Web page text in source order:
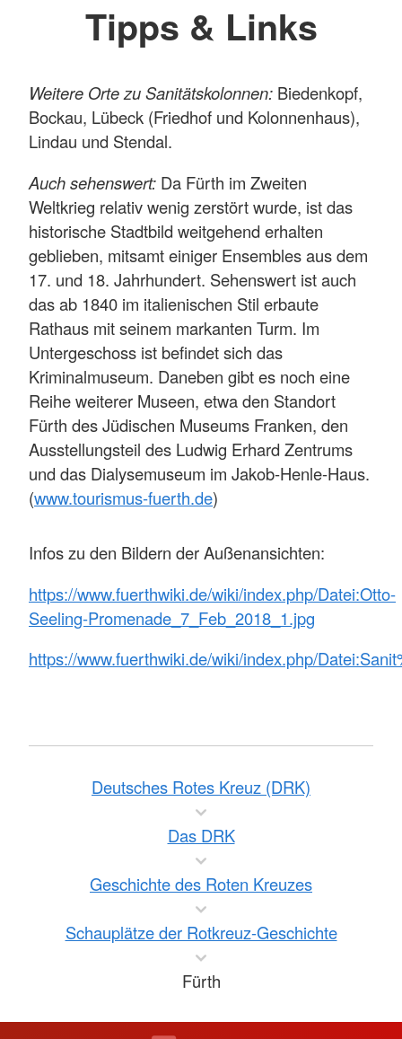
Tipps & Links
Weitere Orte zu Sanitätskolonnen: Biedenkopf,
Bockau, Lübeck (Friedhof und Kolonnenhaus),
Lindau und Stendal.
Auch sehenswert: Da Fürth im Zweiten
Weltkrieg relativ wenig zerstört wurde, ist das
historische Stadtbild weitgehend erhalten
geblieben, mitsamt einiger Ensembles aus dem
17. und 18. Jahrhundert. Sehenswert ist auch
das ab 1840 im italienischen Stil erbaute
Rathaus mit seinem markanten Turm. Im
Untergeschoss ist befindet sich das
Kriminalmuseum. Daneben gibt es noch eine
Reihe weiterer Museen, etwa den Standort
Fürth des Jüdischen Museums Franken, den
Ausstellungsteil des Ludwig Erhard Zentrums
und das Dialysemuseum im Jakob-Henle-Haus.
(www.tourismus-fuerth.de)
Infos zu den Bildern der Außenansichten:
https://www.fuerthwiki.de/wiki/index.php/Datei:Otto-
Seeling-Promenade_7_Feb_2018_1.jpg
https://www.fuerthwiki.de/wiki/index.php/
Deutsches Rotes Kreuz (DRK)
Das DRK
Geschichte des Roten Kreuzes
Schauplätze der Rotkreuz-Geschichte
Fürth